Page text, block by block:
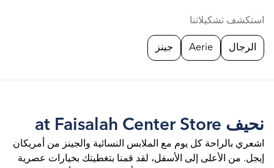
استكشف تشكيلاتنا
الرجال Aerie جينز
نحيف at Faisalah Center Store
اشعري بالراحة كل يوم مع الملابس النسائية والجينز من أمريكان
إيجل. من الأعلى إلى الأسفل، لقد قمنا بتغطيتك بخيارات عصرية